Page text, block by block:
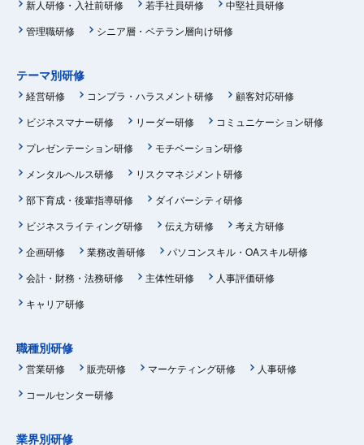
新人研修・入社前研修 若手社員研修
中堅社員研修
管理職研修
シニア層・ベテラン層向け研修
テーマ別研修
経営研修 コンプラ・ハラスメント研修
顧客対応研修
ビジネスマナー研修
リーダー研修
コミュニケーション研修
プレゼンテーション研修
モチベーション研修
メンタルヘルス研修
リスクマネジメント研修
部下育成・後輩指導研修
ダイバーシティ研修
ビジネスライティング研修
伝え方研修
考え方研修
企画研修
業務改善研修
パソコンスキル・OAスキル研修
会計・財務・法務研修
主体性研修
人事評価研修
キャリア研修
職種別研修
営業研修 販売研修 マーケティング研修
人事研修
コールセンター研修
業界別研修